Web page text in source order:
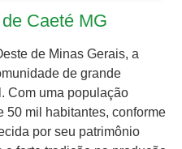
Caeté MG
de Minas Gerais, a
de grande
Com uma população
50 mil habitantes, conforme
por seu patrimônio